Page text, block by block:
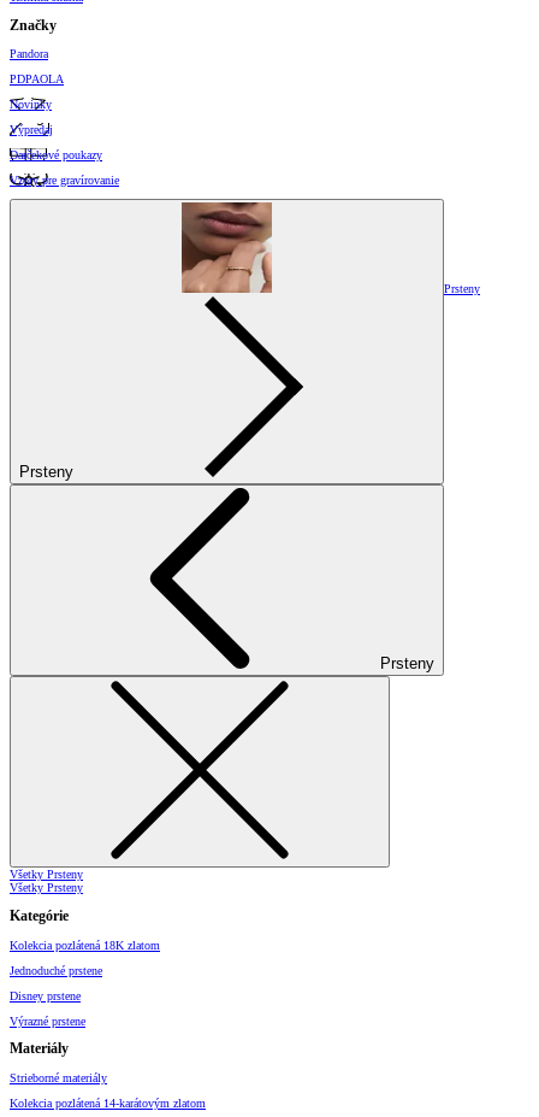
Značky
Pandora
PDPAOLA
Novinky
Výpredaj
Darčekové poukazy
Vzory pre gravírovanie
Prsteny
Prsteny
Prsteny
Všetky Prsteny
Všetky Prsteny
Kategórie
Kolekcia pozlátená 18K zlatom
Jednoduché prstene
Disney prstene
Výrazné prstene
Materiály
Strieborné materiály
Kolekcia pozlátená 14-karátovým zlatom